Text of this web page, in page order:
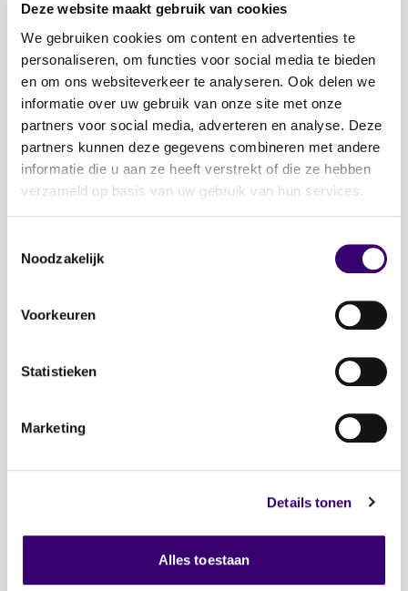
Deze website maakt gebruik van cookies
We gebruiken cookies om content en advertenties te
personaliseren, om functies voor social media te bieden
en om ons websiteverkeer te analyseren. Ook delen we
informatie over uw gebruik van onze site met onze
partners voor social media, adverteren en analyse. Deze
partners kunnen deze gegevens combineren met andere
informatie die u aan ze heeft verstrekt of die ze hebben
verzameld op basis van uw gebruik van hun services.
Noodzakelijk
Voorkeuren
Statistieken
Marketing
Details tonen
Alles toestaan
Word ambassadeur!
Evenementen
Schrijf je in voor de nieuwsbrief: Jouw Plan –
Financiële planning voor een goed leven!
Lidmaatschap
CFP® keurmerk en register
Inloggen
Over Ons
Voor de pers